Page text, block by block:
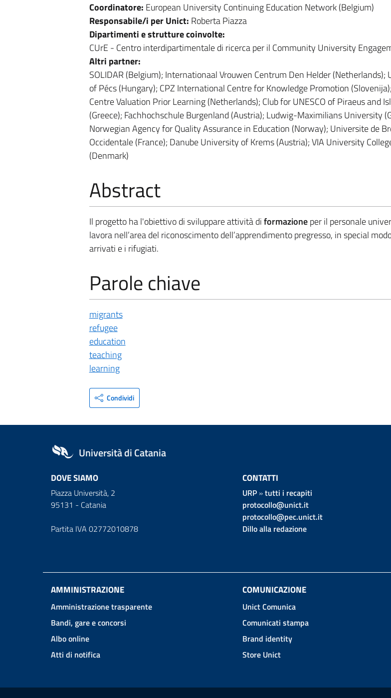
Coordinatore: European University Continuing Education Network (Belgium)
Responsabile/i per Unict: Roberta Piazza
Dipartimenti e strutture coinvolte:
CUrE - Centro interdipartimentale di ricerca per il Community University
Altri partner:
SOLIDAR (Belgium); Internationaal Vrouwen Centrum Den Helder (Netherlands);
of Pécs (Hungary); CPZ International Centre for Knowledge Promotion
Centre Valuation Prior Learning (Netherlands); Club for UNESCO of Piraeus and
(Greece); Fachhochschule Burgenland (Austria); Ludwig-Maximilians University
Norwegian Agency for Quality Assurance in Education (Norway); Universite de
Occidentale (France); Danube University of Krems (Austria); VIA University
(Denmark)
Abstract
Il progetto ha l'obiettivo di sviluppare attività diformazioneper il personale
lavora nell’area del riconoscimento dell’apprendimento pregresso, in special
arrivati e i rifugiati.
Parole chiave
migrants
refugee
education
teaching
learning
Condividi
Università di Catania
DOVE SIAMO
Piazza Università, 2
95131 - Catania
Partita IVA 02772010878
CONTATTI
URP»tutti i recapiti
protocollo@unict.it
protocollo@pec.unict.it
Dillo alla redazione
AMMINISTRAZIONE
Amministrazione trasparente
Bandi, gare e concorsi
Albo online
Atti di notifica
COMUNICAZIONE
Unict Comunica
Comunicati stampa
Brand identity
Store Unict